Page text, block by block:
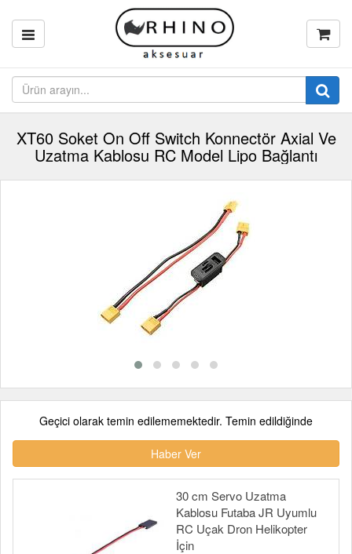
XT60 Soket On Off Switch Konnectör Axial Ve
Uzatma Kablosu RC Model Lipo Bağlantı
Geçici olarak temin edilememektedir. Temin edildiğinde
Haber Ver
30 cm Servo Uzatma
Kablosu Futaba JR Uyumlu
RC Uçak Dron Helikopter
İçin